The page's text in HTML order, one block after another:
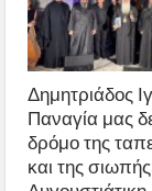
07 Αυγούστου, 2026